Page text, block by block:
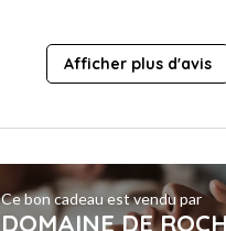
Afficher plus d'avis
Ce bon cadeau est vendu par
DOMAINE DE